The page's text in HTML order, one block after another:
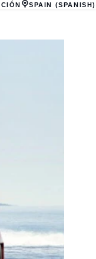
SPAIN (SPANISH)